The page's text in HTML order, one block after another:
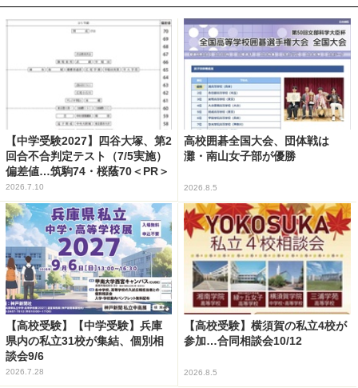
【中学受験2027】四谷大塚、第2
回合不合判定テスト（7/5実施）
偏差値…筑駒74・桜蔭70＜PR＞
2026.7.10
高校囲碁全国大会、団体戦は
灘・南山女子部が優勝
2026.8.5
【高校受験】【中学受験】兵庫
県内の私立31校が集結、個別相
談会9/6
2026.7.28
【高校受験】横須賀の私立4校が
参加…合同相談会10/12
2026.8.5